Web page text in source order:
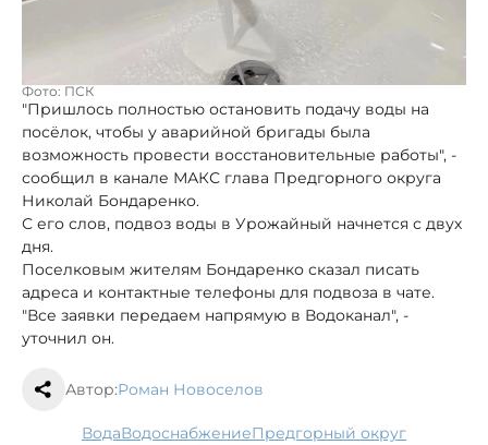
Фото: ПСК
"Пришлось полностью остановить подачу воды на
посёлок, чтобы у аварийной бригады была
возможность провести восстановительные работы", -
сообщил в канале МАКС глава Предгорного округа
Николай Бондаренко.
С его слов, подвоз воды в Урожайный начнется с двух
дня.
Поселковым жителям Бондаренко сказал писать
адреса и контактные телефоны для подвоза в чате.
"Все заявки передаем напрямую в Водоканал", -
уточнил он.
Автор:Роман Новоселов
вода водоснабжение
Предгорный округ